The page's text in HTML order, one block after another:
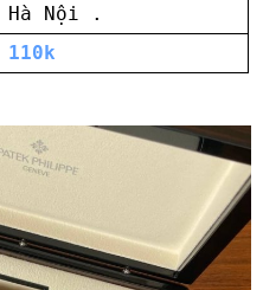
Hà Nội .
110k